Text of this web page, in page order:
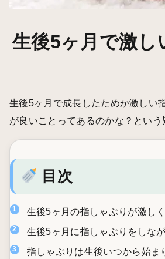
生後5ヶ月で激し
生後5ヶ月で成長したためか激しい
が良いことってあるのかな？という
目次
生後5ヶ月の指しゃぶりが激し
生後5ヶ月に指しゃぶりをしな
指しゃぶりは生後いつから始ま